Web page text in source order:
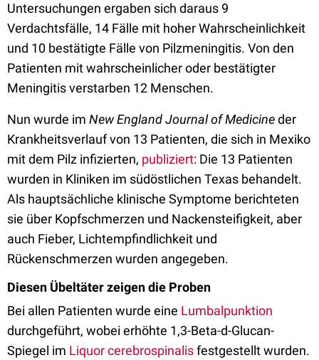
Untersuchungen ergaben sich daraus 9
Verdachtsfälle, 14 Fälle mit hoher Wahrscheinlichkeit
und 10 bestätigte Fälle von Pilzmeningitis. Von den
Patienten mit wahrscheinlicher oder bestätigter
Meningitis verstarben 12 Menschen.
Nun wurde im New England Journal of Medicineder
Krankheitsverlauf von 13 Patienten, die sich in Mexiko
mit dem Pilz infizierten, publiziert: Die 13 Patienten
wurden in Kliniken im südöstlichen Texas behandelt.
Als hauptsächliche klinische Symptome berichteten
sie über Kopfschmerzen und Nackensteifigkeit, aber
auch Fieber, Lichtempfindlichkeit und
Rückenschmerzen wurden angegeben.
Diesen Übeltäter zeigen die Proben
Bei allen Patienten wurde eine Lumbalpunktion
durchgeführt, wobei erhöhte 1,3-Beta-d-Glucan-
Spiegel im Liquor cerebrospinalisfestgestellt wurden.